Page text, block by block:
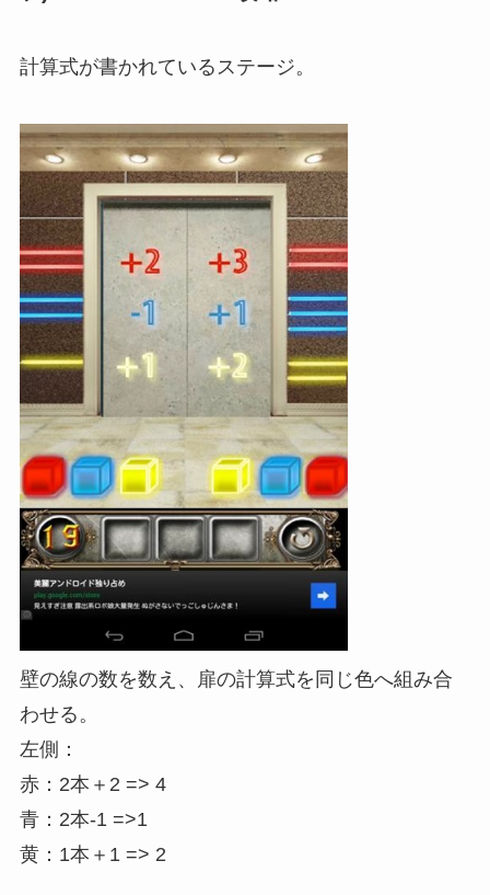
計算式が書かれているステージ。
壁の線の数を数え、扉の計算式を同じ色へ組み合
わせる。
左側：
赤：2本＋2 => 4
青：2本-1 =>1
黄：1本＋1 => 2